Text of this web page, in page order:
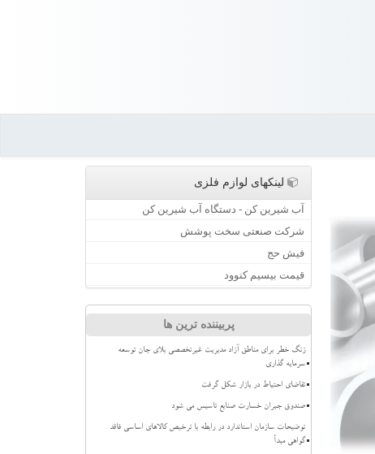
لینکهای لوازم فلزی
آب شیرین کن - دستگاه آب شیرین کن
شرکت صنعتی سخت پوشش
فیش حج
قیمت بیسیم کنوود
پربیننده ترین ها
زنگ خطر برای مناطق آزاد مدیریت غیرتخصصی بلای جان توسعه
سرمایه گذاری
تقاضای احتیاط در بازار شکل گرفت
صندوق جبران خسارت صنایع تاسیس می شود
توضیحات سازمان استاندارد در رابطه با ترخیص کالاهای اساسی فاقد
گواهی مبدأ